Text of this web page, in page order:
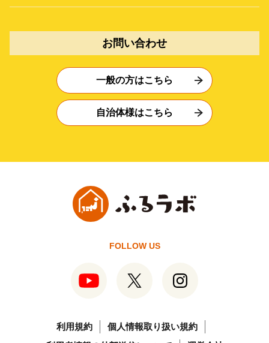
お問い合わせ
一般の方はこちら
自治体様はこちら
FOLLOW US
利用規約
個人情報取り扱い規約